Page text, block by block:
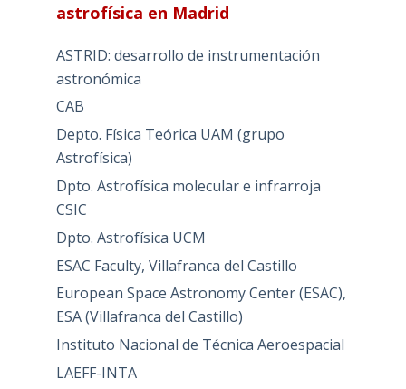
astrofísica en Madrid
ASTRID: desarrollo de instrumentación
astronómica
CAB
Depto. Física Teórica UAM (grupo
Astrofísica)
Dpto. Astrofísica molecular e infrarroja
CSIC
Dpto. Astrofísica UCM
ESAC Faculty, Villafranca del Castillo
European Space Astronomy Center (ESAC),
ESA (Villafranca del Castillo)
Instituto Nacional de Técnica Aeroespacial
LAEFF-INTA